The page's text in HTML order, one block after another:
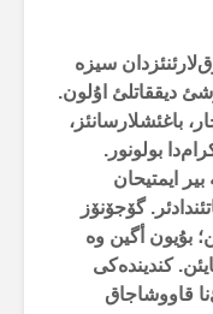
سیزە
دیققاتلئ اۇلون.
باغئشلارسانئز،
بولونور.
ایمتیحان
گۆجۆنۆز
بۇیون أگین وە
کندیندەکی
قاووشاجاق